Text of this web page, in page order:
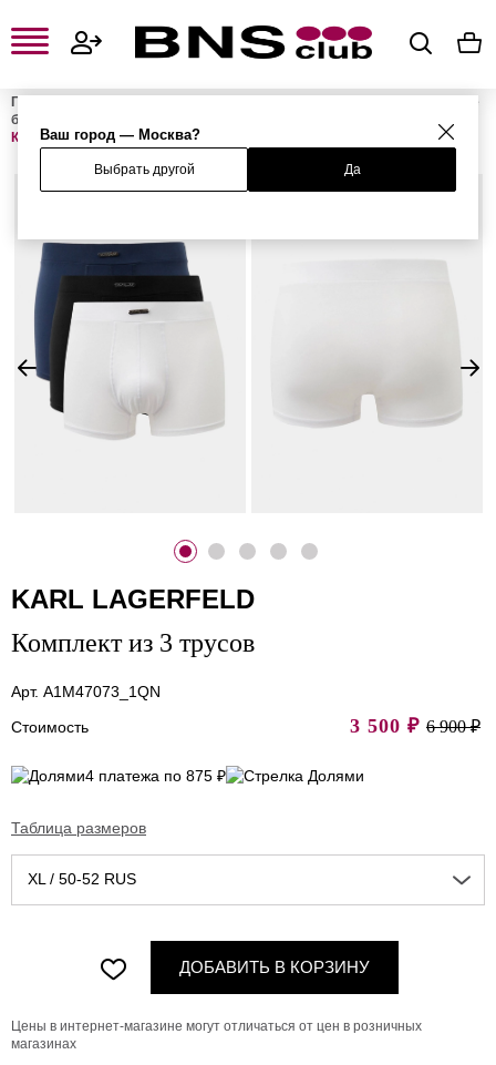
Ваш город — Москва?
Выбрать другой Да
Главная
Мужское нижнее
белье
Комплект из 3 трусов
KARL LAGERFELD
Комплект из 3 трусов
Арт. A1M47073_1QN
Стоимость
3 500 ₽ 6 900 ₽
4 платежа по 875 ₽
Таблица размеров
XL / 50-52 RUS
ДОБАВИТЬ В КОРЗИНУ
Цены в интернет-магазине могут отличаться от цен в розничных
магазинах